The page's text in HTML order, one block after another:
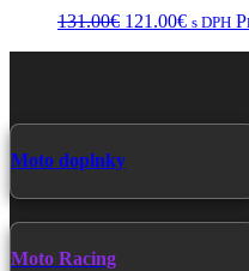
131.00€ Pôvodná
121.00€ s DPH
Moto doplnky
Moto Racing